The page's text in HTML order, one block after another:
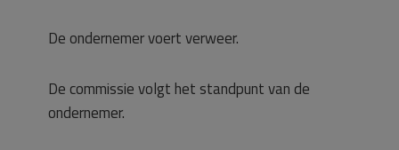
De ondernemer voert verweer.
De commissie volgt het standpunt van de
ondernemer.